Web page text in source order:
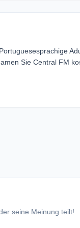
Sie Central FM
seine Meinung teilt!